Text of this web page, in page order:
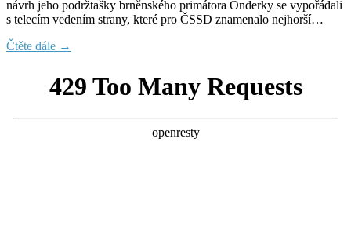
návrh jeho podržtašky brněnského primátora Onderky se vypořádali
s telecím vedením strany, které pro ČSSD znamenalo nejhorší…
Čtěte dále →